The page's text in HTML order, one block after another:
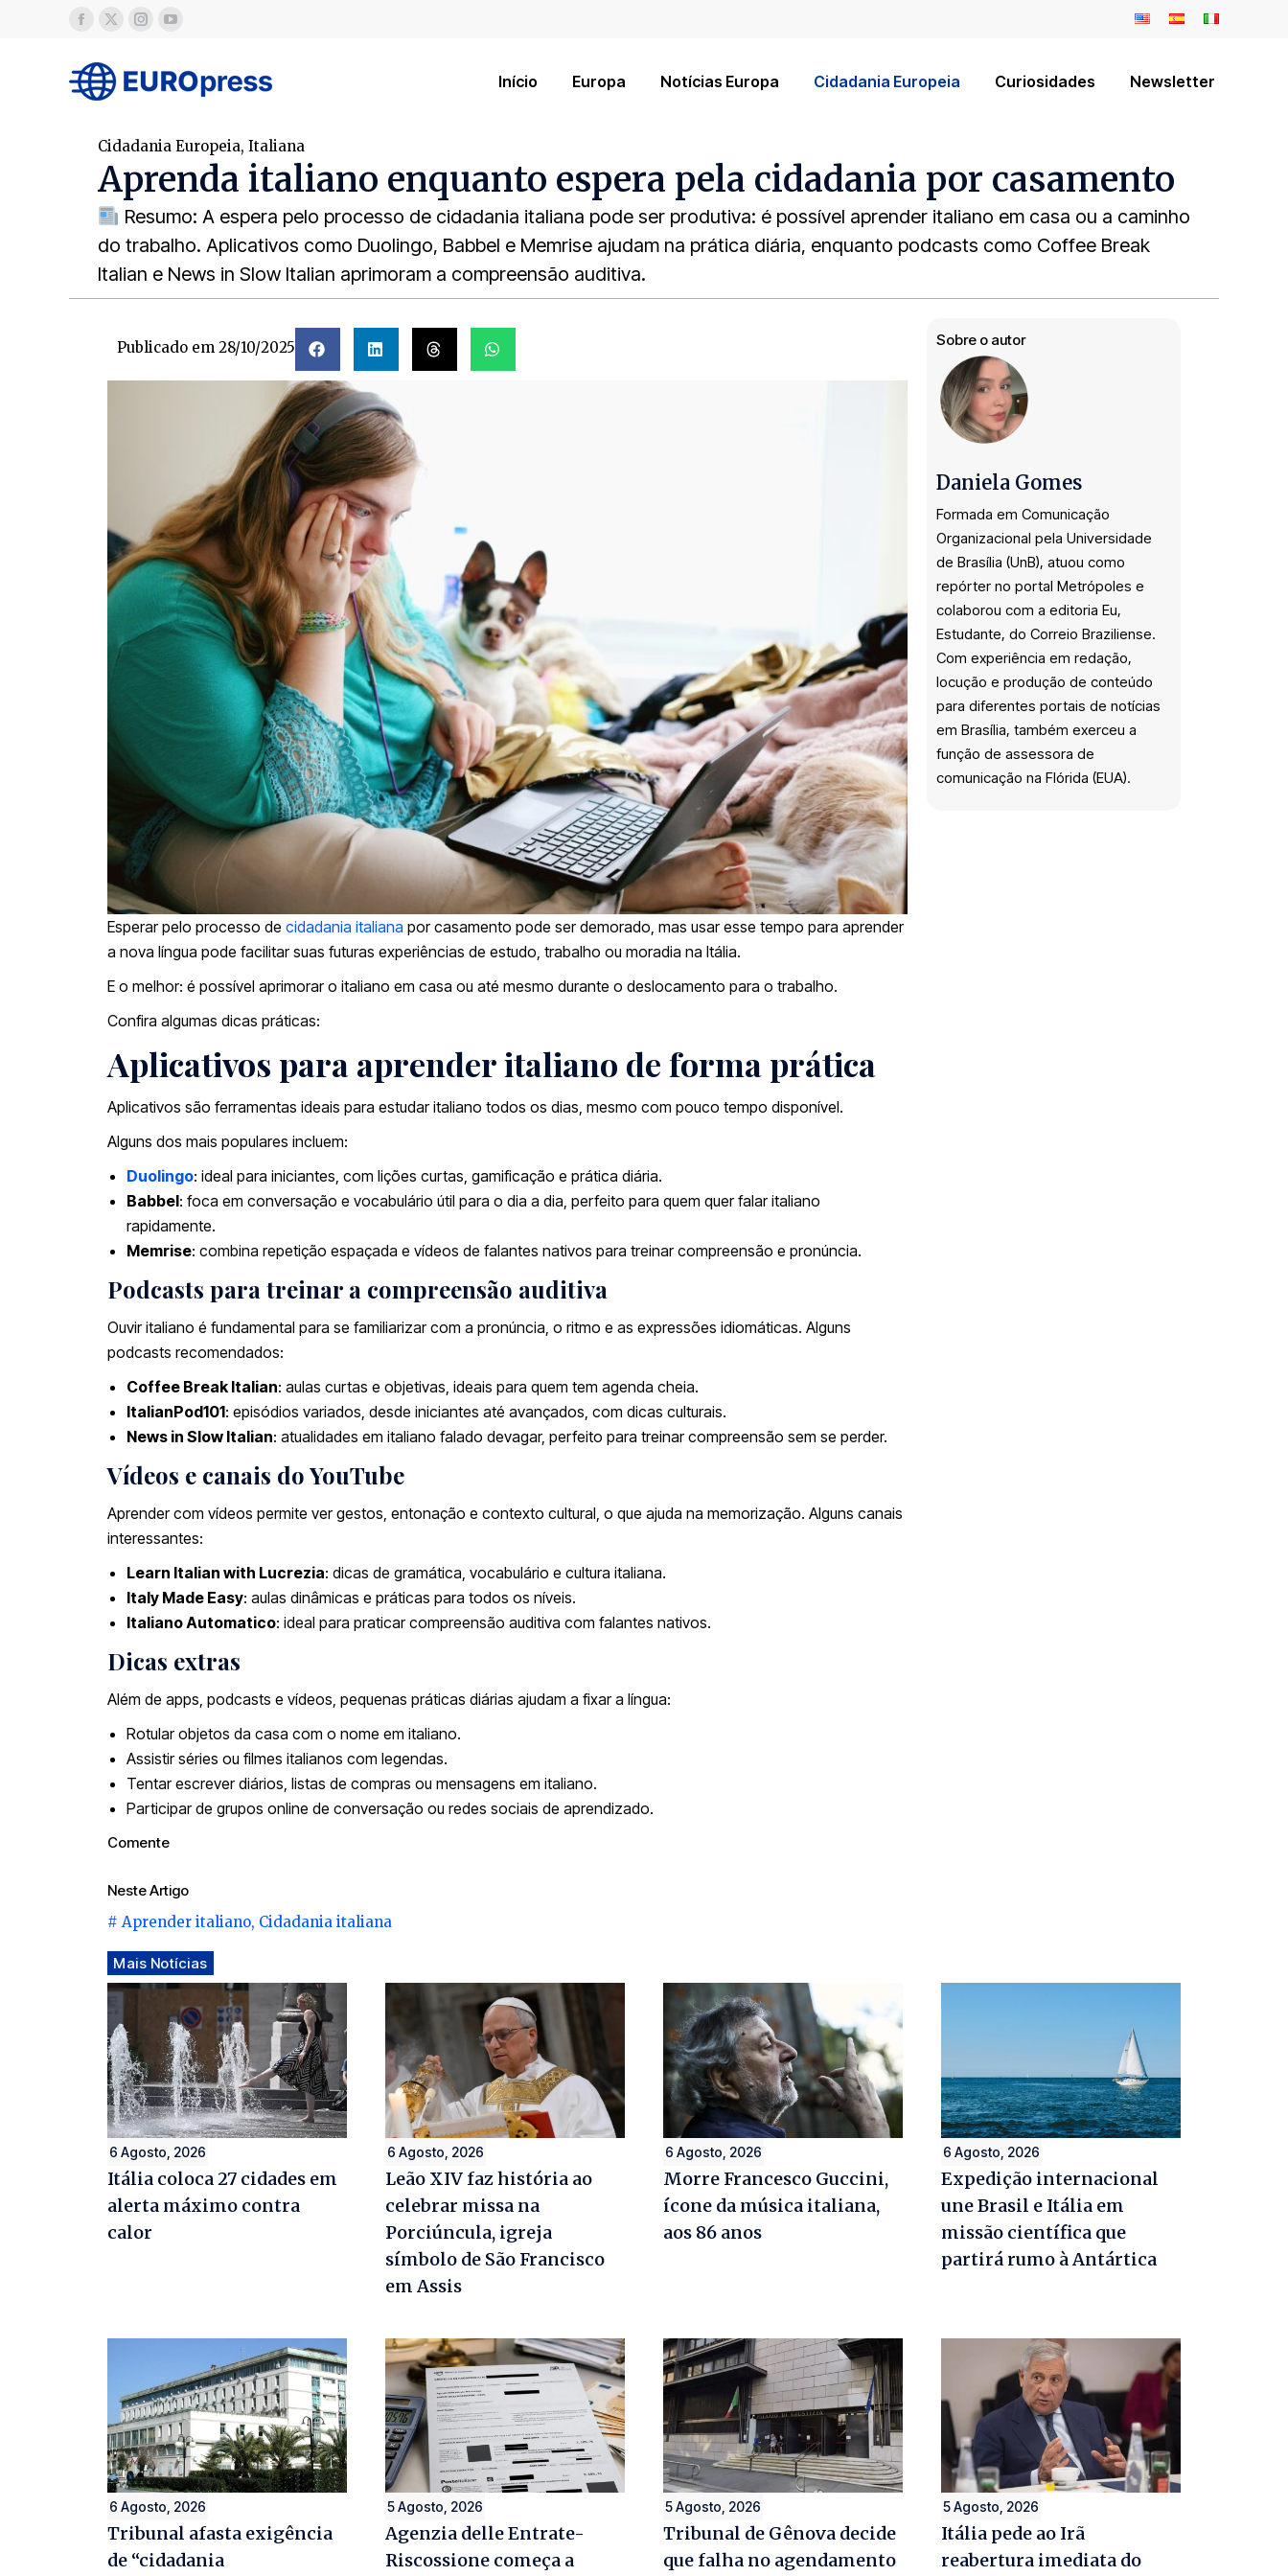
Início Europa Notícias Europa Cidadania Europeia Curiosidades Newsletter
Cidadania Europeia, Italiana
Aprenda italiano enquanto espera pela cidadania por casamento
Resumo: A espera pelo processo de cidadania italiana pode ser produtiva: é possível aprender italiano em casa ou a caminho
do trabalho. Aplicativos como Duolingo, Babbel e Memrise ajudam na prática diária, enquanto podcasts como Coffee Break
Italian e News in Slow Italian aprimoram a compreensão auditiva.
Publicado em 28/10/2025
Esperar pelo processo de cidadania italiana por casamento pode ser demorado, mas usar esse tempo para aprender
a nova língua pode facilitar suas futuras experiências de estudo, trabalho ou moradia na Itália.
E o melhor: é possível aprimorar o italiano em casa ou até mesmo durante o deslocamento para o trabalho.
Confira algumas dicas práticas:
Aplicativos para aprender italiano de forma prática
Aplicativos são ferramentas ideais para estudar italiano todos os dias, mesmo com pouco tempo disponível.
Alguns dos mais populares incluem:
Duolingo: ideal para iniciantes, com lições curtas, gamificação e prática diária.
Babbel: foca em conversação e vocabulário útil para o dia a dia, perfeito para quem quer falar italiano
rapidamente.
Memrise: combina repetição espaçada e vídeos de falantes nativos para treinar compreensão e pronúncia.
Podcasts para treinar a compreensão auditiva
Ouvir italiano é fundamental para se familiarizar com a pronúncia, o ritmo e as expressões idiomáticas. Alguns
podcasts recomendados:
Coffee Break Italian: aulas curtas e objetivas, ideais para quem tem agenda cheia.
ItalianPod101: episódios variados, desde iniciantes até avançados, com dicas culturais.
News in Slow Italian: atualidades em italiano falado devagar, perfeito para treinar compreensão sem se perder.
Vídeos e canais do YouTube
Aprender com vídeos permite ver gestos, entonação e contexto cultural, o que ajuda na memorização. Alguns canais
interessantes:
Learn Italian with Lucrezia: dicas de gramática, vocabulário e cultura italiana.
Italy Made Easy: aulas dinâmicas e práticas para todos os níveis.
Italiano Automatico: ideal para praticar compreensão auditiva com falantes nativos.
Dicas extras
Além de apps, podcasts e vídeos, pequenas práticas diárias ajudam a fixar a língua:
Rotular objetos da casa com o nome em italiano.
Assistir séries ou filmes italianos com legendas.
Tentar escrever diários, listas de compras ou mensagens em italiano.
Participar de grupos online de conversação ou redes sociais de aprendizado.
Comente
Neste Artigo
# Aprender italiano, Cidadania italiana
Sobre o autor
Daniela Gomes
Formada em Comunicação
Organizacional pela Universidade
de Brasília (UnB), atuou como
repórter no portal Metrópoles e
colaborou com a editoria Eu,
Estudante, do Correio Braziliense.
Com experiência em redação,
locução e produção de conteúdo
para diferentes portais de notícias
em Brasília, também exerceu a
função de assessora de
comunicação na Flórida (EUA).
Mais Notícias
6 Agosto, 2026
Itália coloca 27 cidades em
alerta máximo contra
calor
6 Agosto, 2026
Leão XIV faz história ao
celebrar missa na
Porciúncula, igreja
símbolo de São Francisco
em Assis
6 Agosto, 2026
Morre Francesco Guccini,
ícone da música italiana,
aos 86 anos
6 Agosto, 2026
Expedição internacional
une Brasil e Itália em
missão científica que
partirá rumo à Antártica
6 Agosto, 2026
Tribunal afasta exigência
de “cidadania
5 Agosto, 2026
Agenzia delle Entrate-
Riscossione começa a
5 Agosto, 2026
Tribunal de Gênova decide
que falha no agendamento
5 Agosto, 2026
Itália pede ao Irã
reabertura imediata do